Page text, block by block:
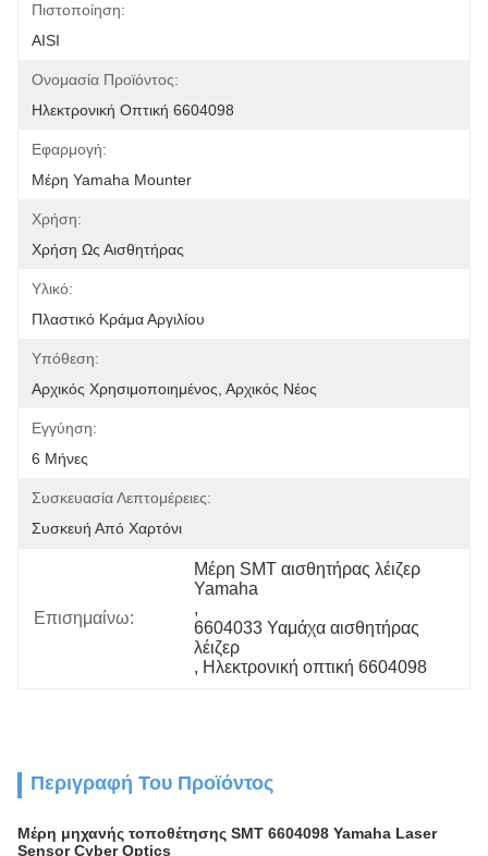
Πιστοποίηση:
AISI
Ονομασία Προϊόντος:
Ηλεκτρονική Οπτική 6604098
Εφαρμογή:
Μέρη Yamaha Mounter
Χρήση:
Χρήση Ως Αισθητήρας
Υλικό:
Πλαστικό Κράμα Αργιλίου
Υπόθεση:
Αρχικός Χρησιμοποιημένος, Αρχικός Νέος
Εγγύηση:
6 Μήνες
Συσκευασία Λεπτομέρειες:
Συσκευή Από Χαρτόνι
Επισημαίνω:
Μέρη SMT αισθητήρας λέιζερ
Yamaha
,
6604033 Υαμάχα αισθητήρας
λέιζερ
, Ηλεκτρονική οπτική 6604098
Περιγραφή Του Προϊόντος
Μέρη μηχανής τοποθέτησης SMT 6604098 Yamaha Laser
Sensor Cyber Optics